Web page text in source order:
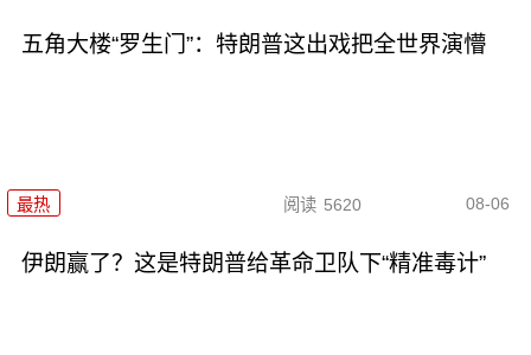
五角大楼“罗生门”：特朗普这出戏把全世界演懵
最热 阅读 5620 08-06
伊朗赢了？这是特朗普给革命卫队下“精准毒计”